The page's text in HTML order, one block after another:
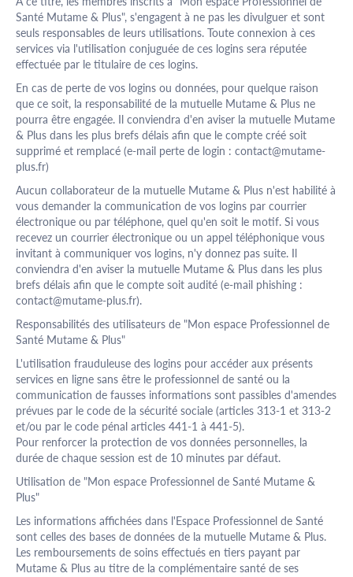
Santé Mutame & Plus", s'engagent à ne pas les divulguer et sont
seuls responsables de leurs utilisations. Toute connexion à ces
services via l'utilisation conjuguée de ces logins sera réputée
effectuée par le titulaire de ces logins.
En cas de perte de vos logins ou données, pour quelque raison
que ce soit, la responsabilité de la mutuelle Mutame & Plus ne
pourra être engagée. Il conviendra d'en aviser la mutuelle Mutame
& Plus dans les plus brefs délais afin que le compte créé soit
supprimé et remplacé (e-mail perte de login : contact@mutame-
plus.fr)
Aucun collaborateur de la mutuelle Mutame & Plus n'est habilité à
vous demander la communication de vos logins par courrier
électronique ou par téléphone, quel qu'en soit le motif. Si vous
recevez un courrier électronique ou un appel téléphonique vous
invitant à communiquer vos logins, n'y donnez pas suite. Il
conviendra d'en aviser la mutuelle Mutame & Plus dans les plus
brefs délais afin que le compte soit audité (e-mail phishing :
contact@mutame-plus.fr).
Responsabilités des utilisateurs de "Mon espace Professionnel de
Santé Mutame & Plus"
L'utilisation frauduleuse des logins pour accéder aux présents
services en ligne sans être le professionnel de santé ou la
communication de fausses informations sont passibles d'amendes
prévues par le code de la sécurité sociale (articles 313-1 et 313-2
et/ou par le code pénal articles 441-1 à 441-5).
Pour renforcer la protection de vos données personnelles, la
durée de chaque session est de 10 minutes par défaut.
Utilisation de "Mon espace Professionnel de Santé Mutame &
Plus"
Les informations affichées dans l'Espace Professionnel de Santé
sont celles des bases de données de la mutuelle Mutame & Plus.
Les remboursements de soins effectués en tiers payant par
Mutame & Plus au titre de la complémentaire santé de ses